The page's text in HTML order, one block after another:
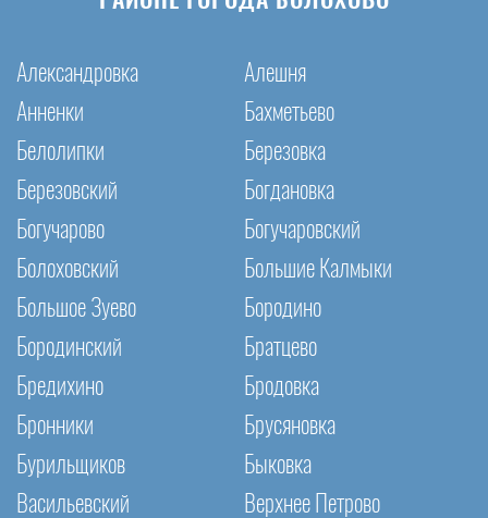
Александровка
Алешня
Анненки
Бахметьево
Белолипки
Березовка
Березовский
Богдановка
Богучарово
Богучаровский
Болоховский
Большие Калмыки
Большое Зуево
Бородино
Бородинский
Братцево
Бредихино
Бродовка
Бронники
Брусяновка
Бурильщиков
Быковка
Васильевский
Верхнее Петрово